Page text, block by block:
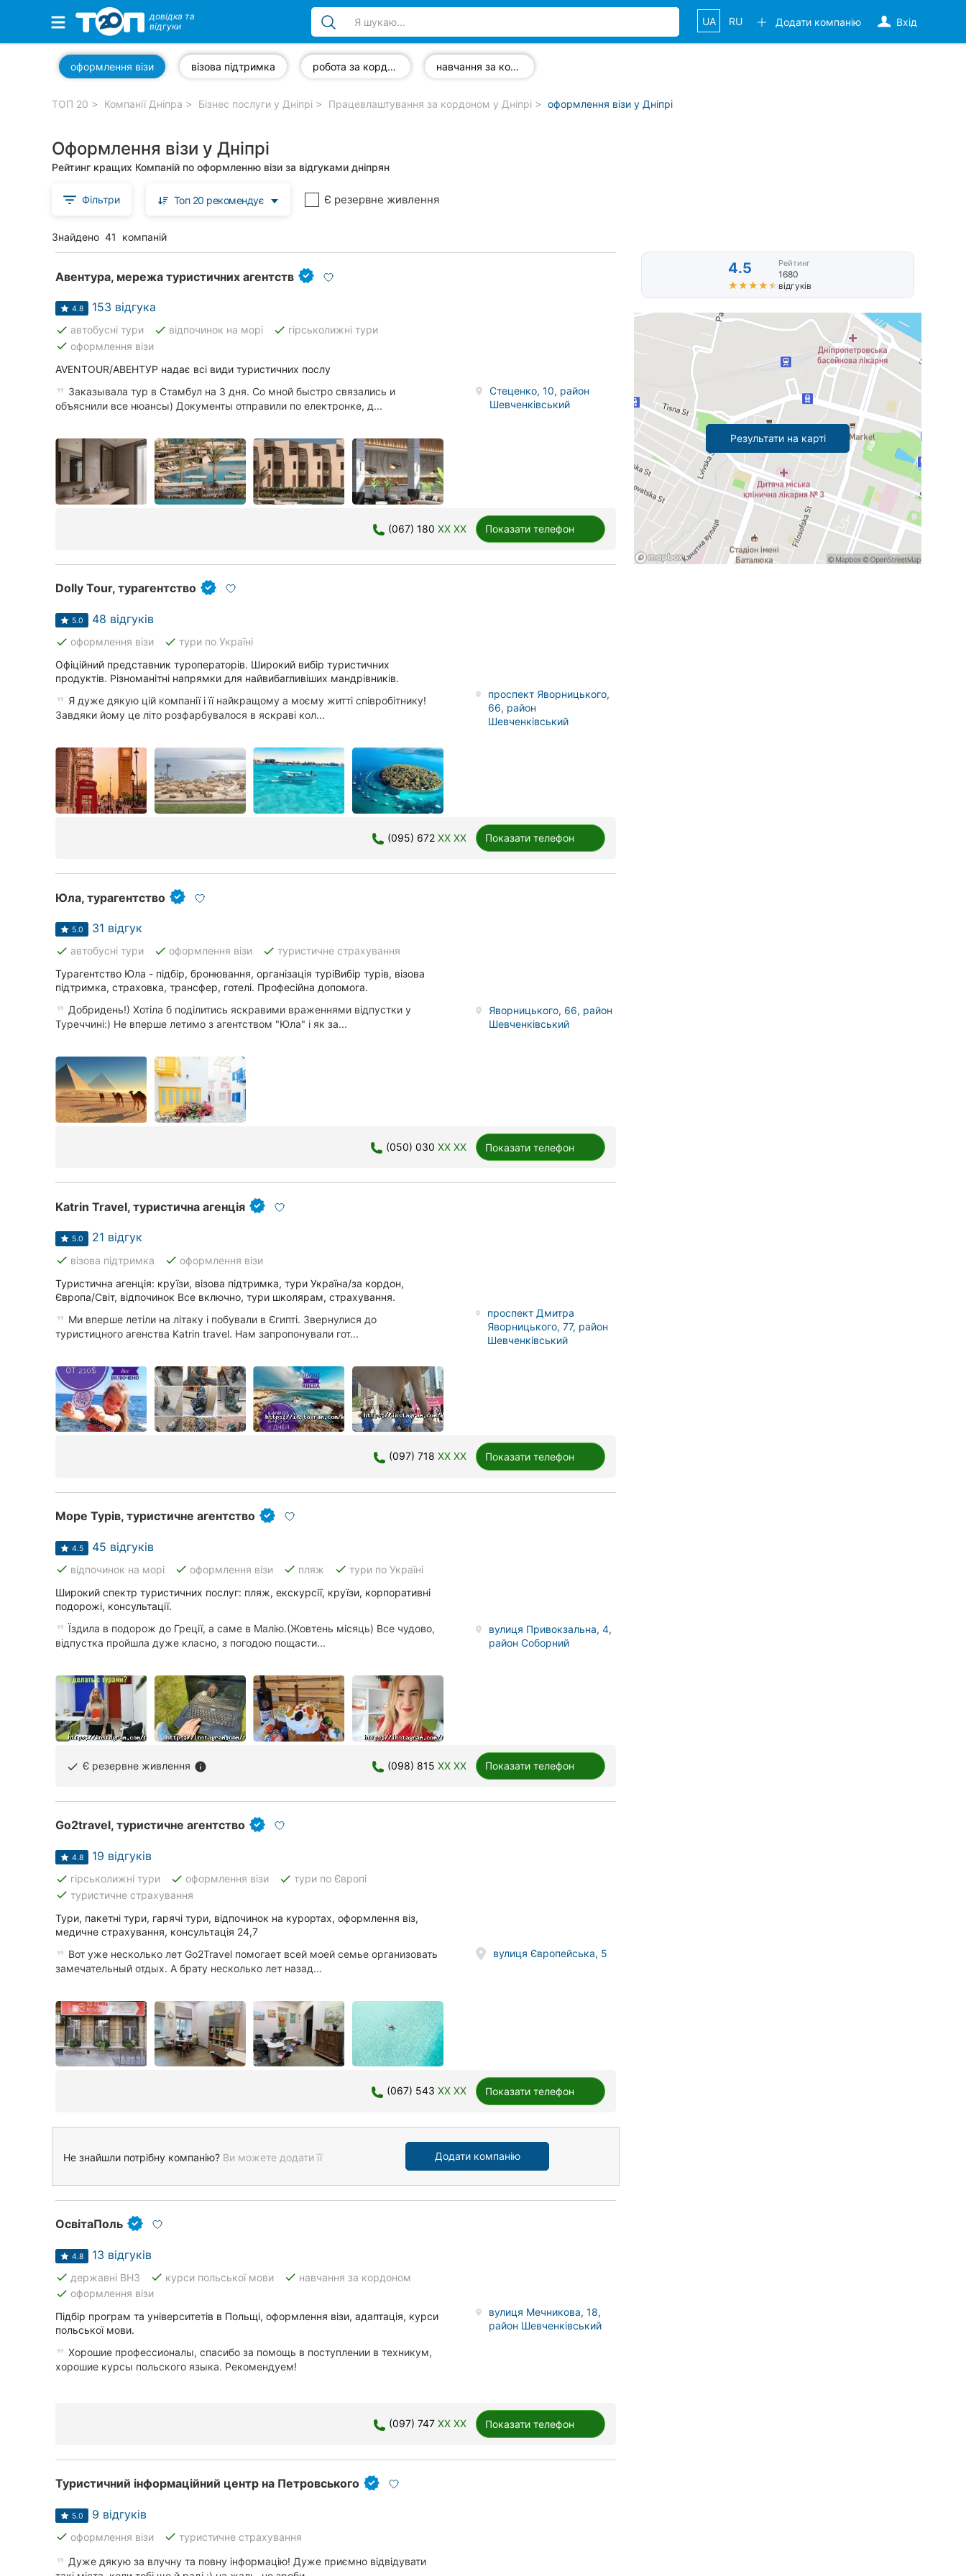
Обрані компанії
Ветеринарні клініки
Автошколи
Ресторани
Всі рубрики
Всі міста:
Житомир
Тернопіль
Одеса
Кропивницький
Харків
Запоріжжя
Кривий Ріг
Миколаїв
Чернігів
Черкаси
Чернівці
Івано-Франківськ
Ужгород
Карпати
довідка та
відгуки
Вхід
Додати компанію
UA RU
оформлення візи візова підтримка робота за кордоном навчання за кордоном
ТОП 20 Компанії Дніпра Бізнес послуги у Дніпрі Працевлаштування за кордоном у Дніпрі оформлення візи у Дніпрі
Оформлення візи у Дніпрі
Рейтинг кращих Компаній по оформленню візи за відгуками дніпрян
Фільтри Топ 20 рекомендує Є резервне живлення
Знайдено 41 компаній
Авентура, мережа туристичних агентств
4.8 153 відгука
done автобусні тури done відпочинок на морі done гірськолижні тури
done оформлення візи
AVENTOUR/АВЕНТУР надає всі види туристичних послу
Заказывала тур в Стамбул на 3 дня. Со мной быстро связались и
объяснили все нюансы) Документы отправили по електронке, д...
Стеценко, 10, район
Шевченківський
(067) 180 XX XX Показати телефон
Dolly Tour, турагентство
5.0 48 відгуків
done оформлення візи done тури по Україні
Офіційний представник туроператорів. Широкий вибір туристичних
продуктів. Різноманітні напрямки для найвибагливіших мандрівників.
Я дуже дякую цій компанії і її найкращому а моєму житті співробітнику!
Завдяки йому це літо розфарбувалося в яскраві кол...
проспект Яворницького,
66, район
Шевченківський
(095) 672 XX XX Показати телефон
Юла, турагентство
5.0 31 відгук
done автобусні тури done оформлення візи done туристичне страхування
Турагентство Юла - підбір, бронювання, організація туріВибір турів, візова
підтримка, страховка, трансфер, готелі. Професійна допомога.
Добридень!) Хотіла б поділитись яскравими враженнями відпустки у
Туреччині:) Не вперше летимо з агентством "Юла" і як за...
Яворницького, 66, район
Шевченківський
(050) 030 XX XX Показати телефон
Katrin Travel, туристична агенція
5.0 21 відгук
done візова підтримка done оформлення візи
Туристична агенція: круїзи, візова підтримка, тури Україна/за кордон,
Європа/Світ, відпочинок Все включно, тури школярам, страхування.
Ми вперше летіли на літаку і побували в Єгипті. Звернулися до
туристицного агенства Katrin travel. Нам запропонували гот...
проспект Дмитра
Яворницького, 77, район
Шевченківський
(097) 718 XX XX Показати телефон
Море Турів, туристичне агентство
4.5 45 відгуків
done відпочинок на морі done оформлення візи done пляж done тури по Україні
Широкий спектр туристичних послуг: пляж, екскурсії, круїзи, корпоративні
подорожі, консультації.
Їздила в подорож до Греції, а саме в Малію.(Жовтень місяць) Все чудово,
відпустка пройшла дуже класно, з погодою пощасти...
вулиця Привокзальна, 4,
район Соборний
done Є резервне живлення info (098) 815 XX XX Показати телефон
Go2travel, туристичне агентство
4.8 19 відгуків
done гірськолижні тури done оформлення візи done тури по Європі
done туристичне страхування
Тури, пакетні тури, гарячі тури, відпочинок на курортах, оформлення віз,
медичне страхування, консультація 24,7
Вот уже несколько лет Go2Travel помогает всей моей семье организовать
замечательный отдых. А брату несколько лет назад...
вулиця Європейська, 5
(067) 543 XX XX Показати телефон
Не знайшли потрібну компанію? Ви можете додати її Додати компанію
ОсвітаПоль
4.8 13 відгуків
done державні ВНЗ done курси польської мови done навчання за кордоном
done оформлення візи
Підбір програм та університетів в Польщі, оформлення візи, адаптація, курси
польської мови.
Хорошие профессионалы, спасибо за помощь в поступлении в техникум,
хорошие курсы польского языка. Рекомендуем!
вулиця Мечникова, 18,
район Шевченківський
(097) 747 XX XX Показати телефон
Туристичний інформаційний центр на Петровського
5.0 9 відгуків
done оформлення візи done туристичне страхування
Дуже дякую за влучну та повну інформацію! Дуже приємно відвідувати
4.5
★★★★★
★★★★★
Рейтинг
1680
відгуків
Результати на карті